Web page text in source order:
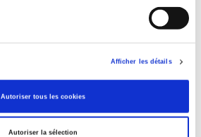
Afficher les détails
Autoriser tous les cookies
Autoriser la sélection